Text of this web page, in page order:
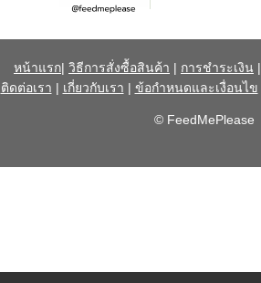
หน้าแรก| วิธีการสั่งซื้อสินค้า | การชำระเงิน |
ติดต่อเรา | เกี่ยวกับเรา | ข้อกำหนดและเงื่อนไข
© FeedMePlease